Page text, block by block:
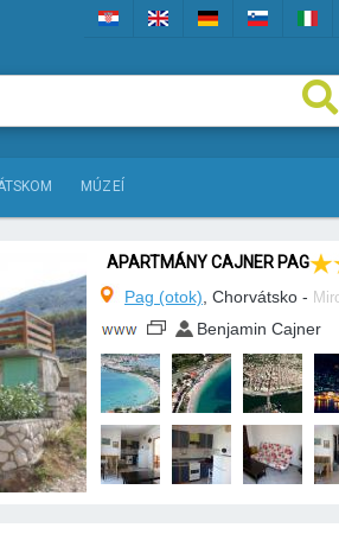
MÚZEÍ
APARTMÁNY CAJNER PAG
Pag (otok) , Chorvátsko -
Benjamin Cajner